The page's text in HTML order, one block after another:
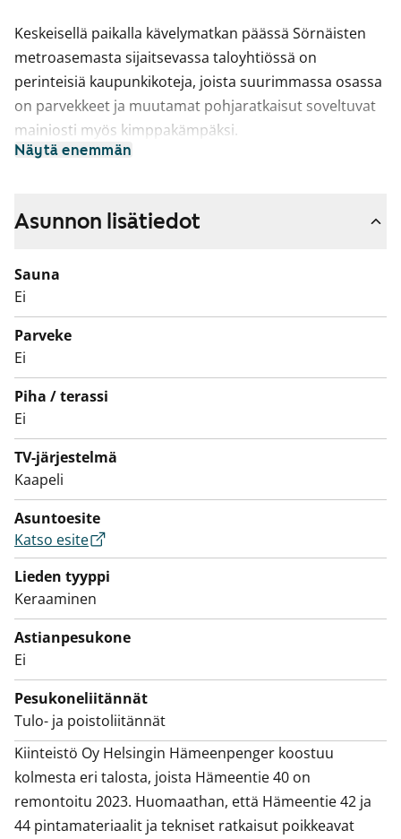
Keskeisellä paikalla kävelymatkan päässä Sörnäisten
metroasemasta sijaitsevassa taloyhtiössä on
perinteisiä kaupunkikoteja, joista suurimmassa osassa
on parvekkeet ja muutamat pohjaratkaisut soveltuvat
mainiosti myös kimppakämpäksi.
Näytä enemmän
Asunnon lisätiedot
Sauna
Ei
Parveke
Ei
Piha / terassi
Ei
TV-järjestelmä
Kaapeli
Asuntoesite
Katso esite
Lieden tyyppi
Keraaminen
Astianpesukone
Ei
Pesukoneliitännät
Tulo- ja poistoliitännät
Kiinteistö Oy Helsingin Hämeenpenger koostuu
kolmesta eri talosta, joista Hämeentie 40 on
remontoitu 2023. Huomaathan, että Hämeentie 42 ja
44 pintamateriaalit ja tekniset ratkaisut poikkeavat